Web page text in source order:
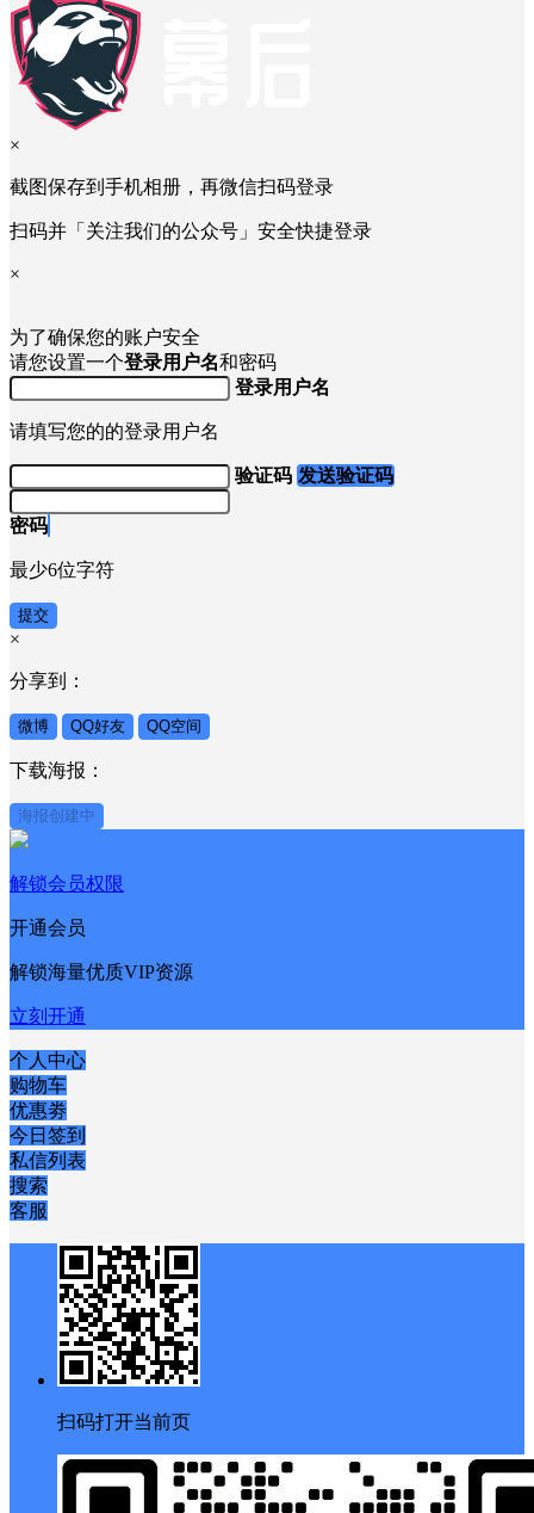
×
截图保存到手机相册，再微信扫码登录
扫码并「关注我们的公众号」安全快捷登录
×
为了确保您的账户安全
请您设置一个登录用户名和密码
登录用户名
请填写您的的登录用户名
验证码 发送验证码
密码
最少6位字符
提交
×
分享到：
微博 QQ好友 QQ空间
下载海报：
海报创建中
解锁会员权限
开通会员
解锁海量优质VIP资源
立刻开通
个人中心
购物车
优惠劵
今日签到
私信列表
搜索
客服
扫码打开当前页